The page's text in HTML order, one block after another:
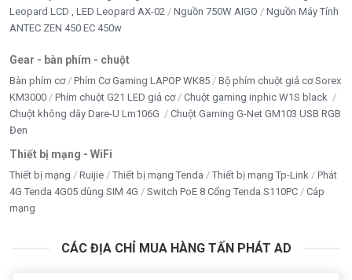
Movespeed
Năng Lượng Mặt Trời
NET GAME
Nhà Thông Minh
PHỤ KIỆN
Sạc dự phòng- củ sạc - dây sạc
Leopard LCD , LED Leopard AX-02
Nguồn 750W AIGO
Nguồn Máy Tính
ANTEC ZEN 450 EC 450w
Gear - bàn phím - chuột
Bàn phím cơ Phím Cơ Gaming LAPOP WK85
Bộ phím chuột giả cơ Sorex
KM3000
Phím chuột G21 LED giả cơ
Chuột gaming inphic W1S black
Chuột không dây Dare-U Lm106G
Chuột Gaming G-Net GM103 USB RGB
Đen
Thiết bị mạng - WiFi
Thiết bị mạng Ruijie Thiết bị mạng Tenda Thiết bị mạng Tp-Link
Phát
4G Tenda 4G05 dùng SIM 4G
Switch PoE 8 Cổng Tenda S110PC
Cáp
mạng
CÁC ĐỊA CHỈ MUA HÀNG TẤN PHÁT AD